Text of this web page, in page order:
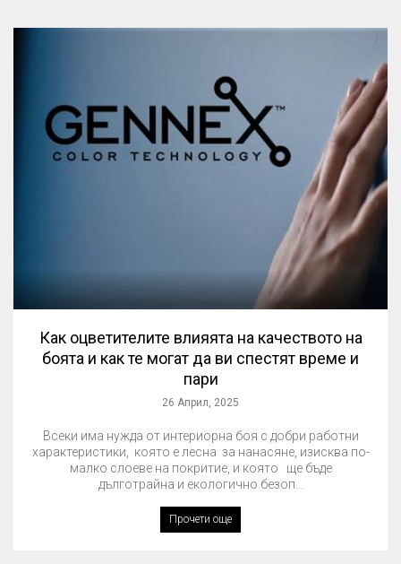
Как оцветителите влияята на качеството на
боята и как те могат да ви спестят време и
пари
26 Април, 2025
Всеки има нужда от интериорна боя с добри работни
характеристики, която е лесна за нанасяне, изисква по-
малко слоеве на покритие, и която ще бъде
дълготрайна и екологично безоп...
Прочети още